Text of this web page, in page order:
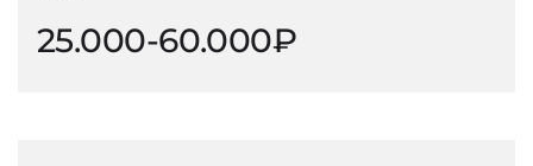
25.000-60.000₽